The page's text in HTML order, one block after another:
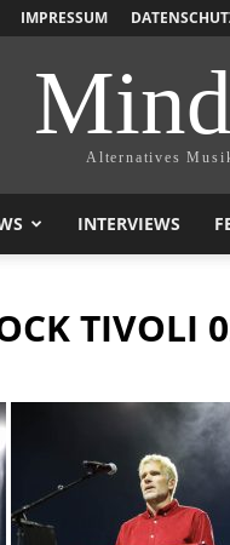
IMPRESSUM
Alternatives
INTERVIEWS
TIVOLI